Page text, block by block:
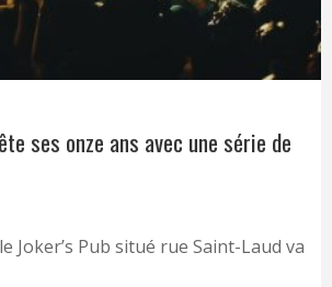
ses onze ans avec une série de
Joker’s Pub situé rue Saint-Laud va